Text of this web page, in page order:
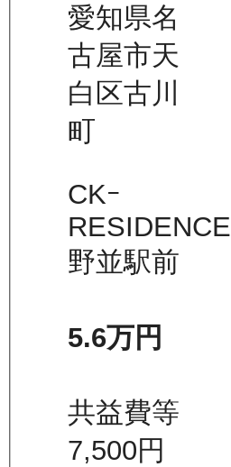
愛知県名
古屋市天
白区古川
町
CKｰ
RESIDENCE
野並駅前
5.6万円
共益費等
7,500円